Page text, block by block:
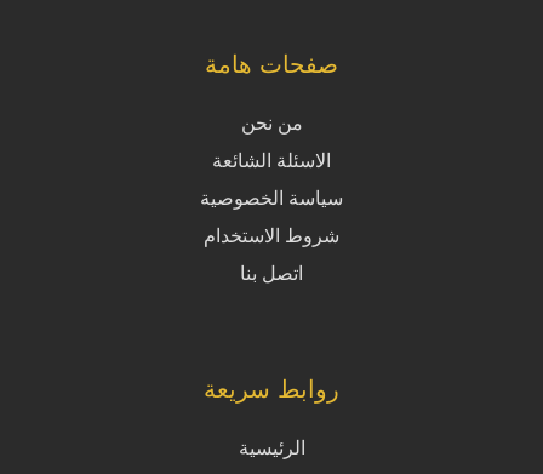
صفحات هامة
من نحن
الاسئلة الشائعة
سياسة الخصوصية
شروط الاستخدام
اتصل بنا
روابط سريعة
الرئيسية